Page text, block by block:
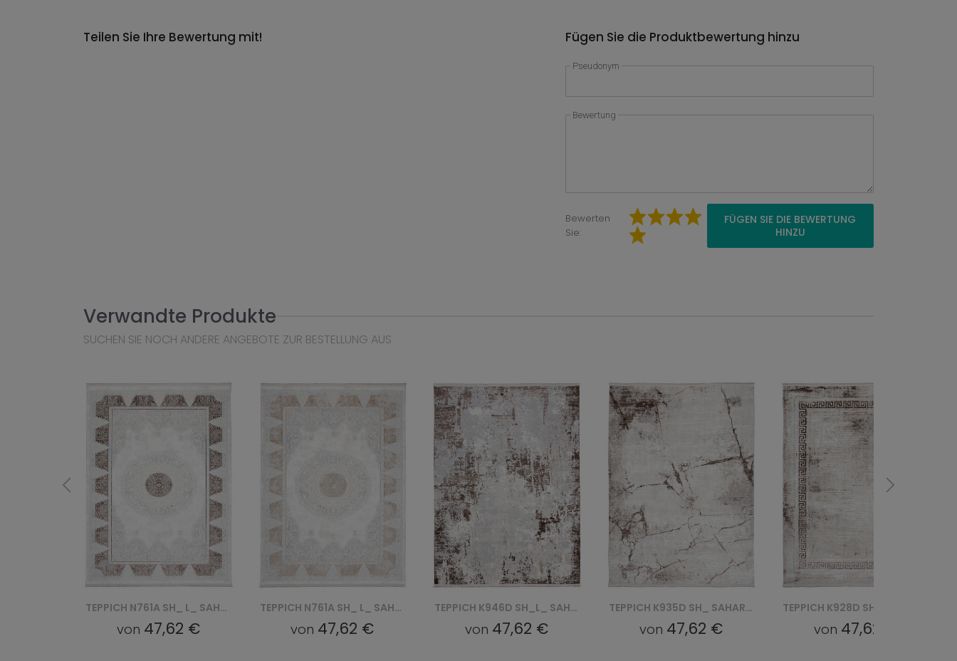
Teilen Sie Ihre Bewertung mit! Fügen Sie die Produktbewertung hinzu
Pseudonym
Bewertung
Bewerten
Sie:
FÜGEN SIE DIE BEWERTUNG
HINZU
Verwandte Produkte
SUCHEN SIE NOCH ANDERE ANGEBOTE ZUR BESTELLUNG AUS
TEPPICH N761A SH_ L_ SAHARA - KREMOWY, BRĄZOWY
von 47,62 €
TEPPICH N761A SH_ L_ SAHARA - KREMOWY, BEŻOWY
von 47,62 €
TEPPICH K946D SH_L_ SAHARA - BEŻOWY, SZARY
von 47,62 €
TEPPICH K935D SH_ SAHARA - KREMOWY, BEŻOWY
von 47,62 € von 47,62 €